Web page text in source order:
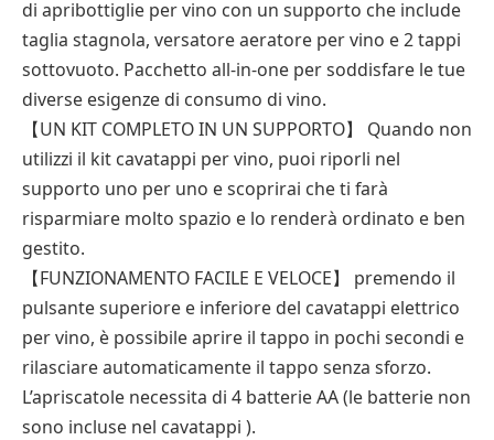
di apribottiglie per vino con un supporto che include
taglia stagnola, versatore aeratore per vino e 2 tappi
sottovuoto. Pacchetto all-in-one per soddisfare le tue
diverse esigenze di consumo di vino.
【UN KIT COMPLETO IN UN SUPPORTO】 Quando non
utilizzi il kit cavatappi per vino, puoi riporli nel
supporto uno per uno e scoprirai che ti farà
risparmiare molto spazio e lo renderà ordinato e ben
gestito.
【FUNZIONAMENTO FACILE E VELOCE】 premendo il
pulsante superiore e inferiore del cavatappi elettrico
per vino, è possibile aprire il tappo in pochi secondi e
rilasciare automaticamente il tappo senza sforzo.
L’apriscatole necessita di 4 batterie AA (le batterie non
sono incluse nel cavatappi ).